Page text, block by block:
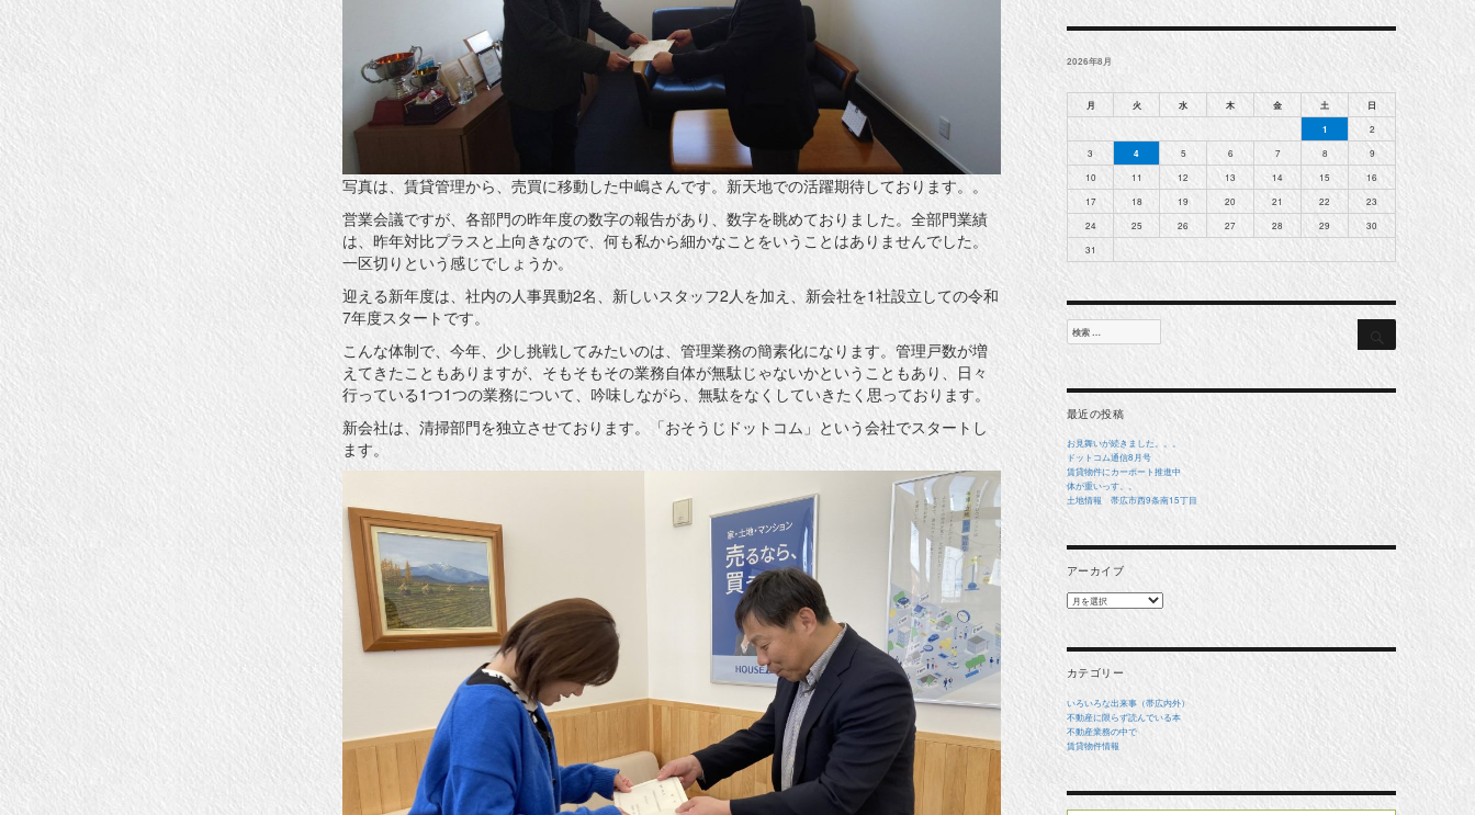
写真は、賃貸管理から、売買に移動した中嶋さんです。新天地での活躍期待しております。。
営業会議ですが、各部門の昨年度の数字の報告があり、数字を眺めておりました。全部門業績
は、昨年対比プラスと上向きなので、何も私から細かなことをいうことはありませんでした。
一区切りという感じでしょうか。
迎える新年度は、社内の人事異動2名、新しいスタッフ2人を加え、新会社を1社設立しての令和
7年度スタートです。
こんな体制で、今年、少し挑戦してみたいのは、管理業務の簡素化になります。管理戸数が増
えてきたこともありますが、そもそもその業務自体が無駄じゃないかということもあり、日々
行っている1つ1つの業務について、吟味しながら、無駄をなくしていきたく思っております。
新会社は、清掃部門を独立させております。「おそうじドットコム」という会社でスタートし
ます。
2026年8月
月 火 水 木 金 土
日
1
2
3
4 5 6 7 8
9
10
11 12 13 14 15
16
17
18 19 20 21 22
23
24
25 26 27 28 29
30
31
検
索
検
最近の投稿
お見舞いが続きました。。。
ドットコム通信8月号
賃貸物件にカーポート推進中
体が重いっす。。
土地情報 帯広市西9条南15丁目
アーカイブ
ー
ブ
カテゴリー
いろいろな出来事（帯広内外）
不動産に限らず読んでいる本
不動産業務の中で
賃貸物件情報